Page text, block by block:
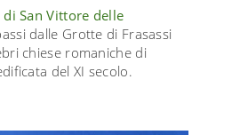
di San Vittore delle
dalle Grotte di Frasassi
chiese romaniche di
del XI secolo.